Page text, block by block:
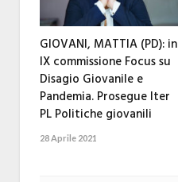
GIOVANI, MATTIA (PD): in
IX commissione Focus su
Disagio Giovanile e
Pandemia. Prosegue Iter
PL Politiche giovanili
28 Aprile 2021